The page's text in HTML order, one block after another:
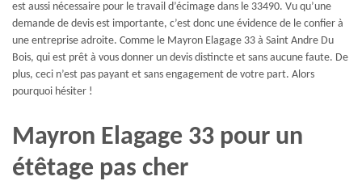
est aussi nécessaire pour le travail d’écimage dans le 33490. Vu qu’une
demande de devis est importante, c’est donc une évidence de le confier à
une entreprise adroite. Comme le Mayron Elagage 33 à Saint Andre Du
Bois, qui est prêt à vous donner un devis distincte et sans aucune faute. De
plus, ceci n’est pas payant et sans engagement de votre part. Alors
pourquoi hésiter !
Mayron Elagage 33 pour un
étêtage pas cher